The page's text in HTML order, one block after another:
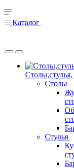
Каталог
Столы,стулья,
Столы
Стулья